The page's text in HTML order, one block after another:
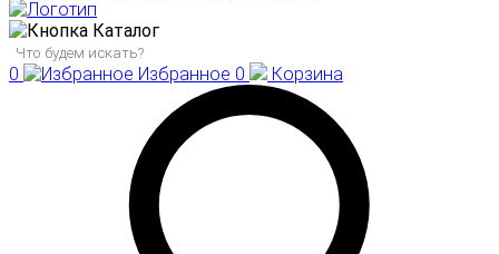
Каталог
0 Избранное 0 Корзина